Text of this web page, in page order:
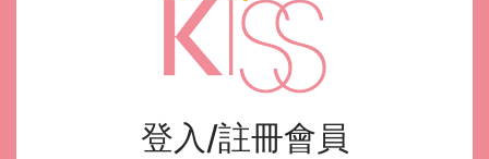
登入/註冊會員